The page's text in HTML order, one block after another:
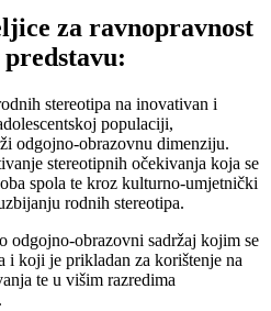
za ravnopravnost
stereotipa na inovativan i
populaciji,
odgojno-obrazovnu dimenziju.
stereotipnih očekivanja koja se
spola te kroz kulturno-umjetnički
rodnih stereotipa.
odgojno-obrazovni sadržaj kojim se
i koji je prikladan za korištenje na
te u višim razredima